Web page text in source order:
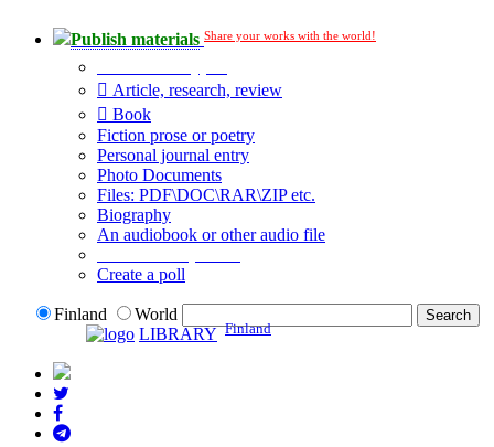
Publish materials Share your works with the world!
Article, research, review
Book
Fiction prose or poetry
Personal journal entry
Photo Documents
Files: PDF\DOC\RAR\ZIP etc.
Biography
An audiobook or other audio file
Create a poll
Finland
World
LIBRARY Finland